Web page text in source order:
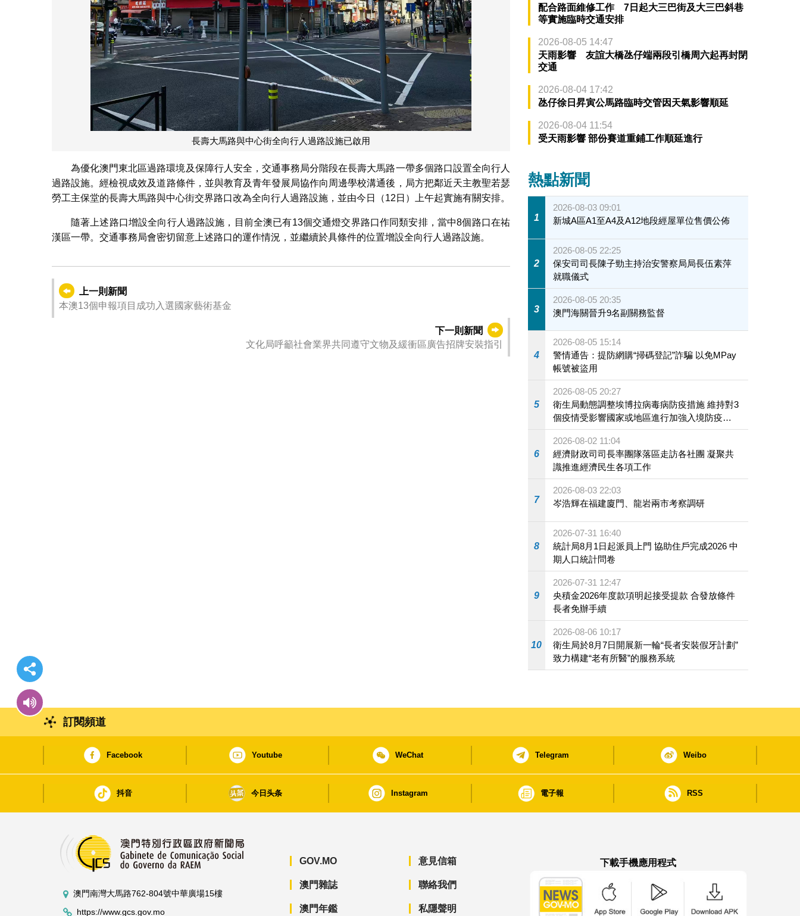
長壽大馬路與中心街全向行人過路設施已啟用
為優化澳門東北區過路環境及保障行人安全，交通事務局分階段在長壽大馬路一帶多個路口設置全向行人
過路設施。經檢視成效及道路條件，並與教育及青年發展局協作向周邊學校溝通後，局方把鄰近天主教聖若瑟
勞工主保堂的長壽大馬路與中心街交界路口改為全向行人過路設施，並由今日（12日）上午起實施有關安排。
隨著上述路口增設全向行人過路設施，目前全澳已有13個交通燈交界路口作同類安排，當中8個路口在祐
漢區一帶。交通事務局會密切留意上述路口的運作情況，並繼續於具條件的位置增設全向行人過路設施。
上一則新聞
本澳13個申報項目成功入選國家藝術基金
下一則新聞
文化局呼籲社會業界共同遵守文物及緩衝區廣告招牌安裝指引
配合路面維修工作 7日起大三巴街及大三巴斜巷
等實施臨時交通安排
2026-08-05 14:47
天雨影響 友誼大橋氹仔端兩段引橋周六起再封閉
交通
2026-08-04 17:42
氹仔徐日昇寅公馬路臨時交管因天氣影響順延
2026-08-04 11:54
受天雨影響 部份賽道重鋪工作順延進行
熱點新聞
1
2026-08-03 09:01
新城A區A1至A4及A12地段經屋單位售價公佈
2
2026-08-05 22:25
保安司司長陳子勁主持治安警察局局長伍素萍
就職儀式
3
2026-08-05 20:35
澳門海關晉升9名副關務監督
4
2026-08-05 15:14
警情通告：提防網購“掃碼登記”詐騙 以免MPay
帳號被盜用
5
2026-08-05 20:27
衛生局動態調整埃博拉病毒病防疫措施 維持對3
個疫情受影響國家或地區進行加強入境防疫措
施
6
2026-08-02 11:04
經濟財政司司長率團隊落區走訪各社團 凝聚共
識推進經濟民生各項工作
7
2026-08-03 22:03
岑浩輝在福建廈門、龍岩兩市考察調研
8
2026-07-31 16:40
統計局8月1日起派員上門 協助住戶完成2026 中
期人口統計問卷
9
2026-07-31 12:47
央積金2026年度款項明起接受提款 合發放條件
長者免辦手續
10
2026-08-06 10:17
衛生局於8月7日開展新一輪“長者安裝假牙計劃”
致力構建“老有所醫”的服務系統
訂閱頻道
Facebook Youtube WeChat Telegram Weibo
抖音 今日头条 Instagram 電子報 RSS
澳門南灣大馬路762-804號中華廣場15樓
https://www.gcs.gov.mo
GOV.MO
澳門雜誌
澳門年鑑
意見信箱
聯絡我們
私隱聲明
下載手機應用程式